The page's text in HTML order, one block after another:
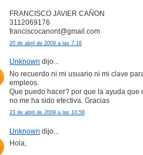
FRANCISCO JAVIER CAÑON
3112069176
franciscocanont@gmail.com
20 de abril de 2009 a las 7:16
Unknown dijo...
No recuerdo ni mi usuario ni mi clave
empleos.
Que puedo hacer? por que la ayuda que
no me ha sido efectiva. Gracias
23 de abril de 2009 a las 10:58
Unknown dijo...
Hola,